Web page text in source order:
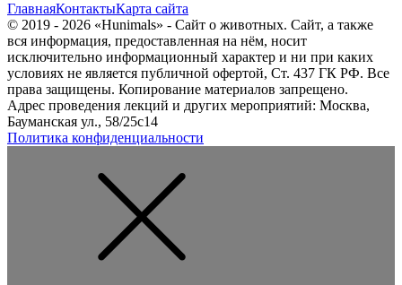
ГлавнаяКонтактыКарта сайта
© 2019 - 2026 «Hunimals» - Сайт о животных. Сайт, а также
вся информация, предоставленная на нём, носит
исключительно информационный характер и ни при каких
условиях не является публичной офертой, Ст. 437 ГК РФ. Все
права защищены. Копирование материалов запрещено.
Адрес проведения лекций и других мероприятий: Москва,
Бауманская ул., 58/25с14
Политика конфиденциальности